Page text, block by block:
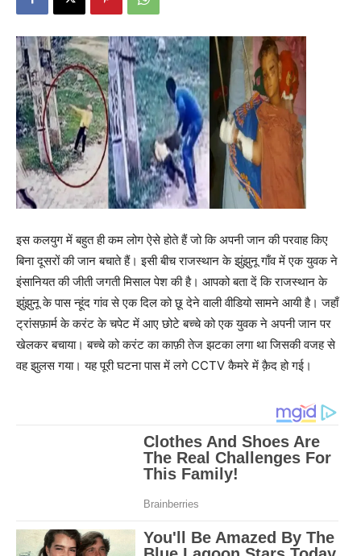
इस कलयुग में बहुत ही कम लोग ऐसे होते हैं जो कि अपनी जान की परवाह किए
बिना दूसरों की जान बचाते हैं। इसी बीच राजस्थान के झुंझुनू गाँव में एक युवक ने
इंसानियत की जीती जगती मिसाल पेश की है। आपको बता दें कि राजस्थान के
झुंझुनू के पास न्हूंद गांव से एक दिल को छू देने वाली वीडियो सामने आयी है। जहाँ
ट्रांसफ़ार्म के करंट के चपेट में आए छोटे बच्चे को एक युवक ने अपनी जान पर
खेलकर बचाया। बच्चे को करंट का काफ़ी तेज झटका लगा था जिसकी वजह से
वह झुलस गया। यह पूरी घटना पास में लगे CCTV कैमरे में क़ैद हो गई।